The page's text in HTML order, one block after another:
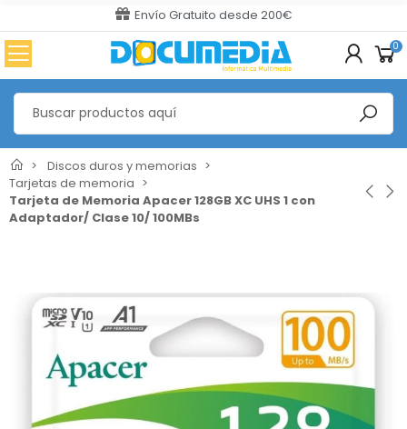
Envío Gratuito desde 200€
0
Discos duros y memorias
Tarjetas de memoria
Tarjeta de Memoria Apacer 128GB XC UHS 1 con
Adaptador/ Clase 10/ 100MBs